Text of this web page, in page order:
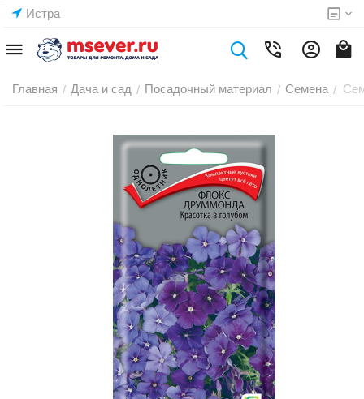
Истра
Главная / Дача и сад / Посадочный материал / Семена /